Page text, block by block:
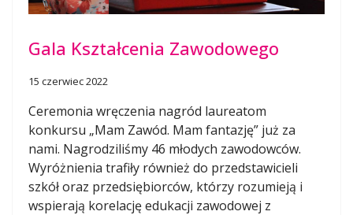
Gala Kształcenia Zawodowego
15 czerwiec 2022
Ceremonia wręczenia nagród laureatom
konkursu „Mam Zawód. Mam fantazję” już za
nami. Nagrodziliśmy 46 młodych zawodowców.
Wyróżnienia trafiły również do przedstawicieli
szkół oraz przedsiębiorców, którzy rozumieją i
wspierają korelację edukacji zawodowej z